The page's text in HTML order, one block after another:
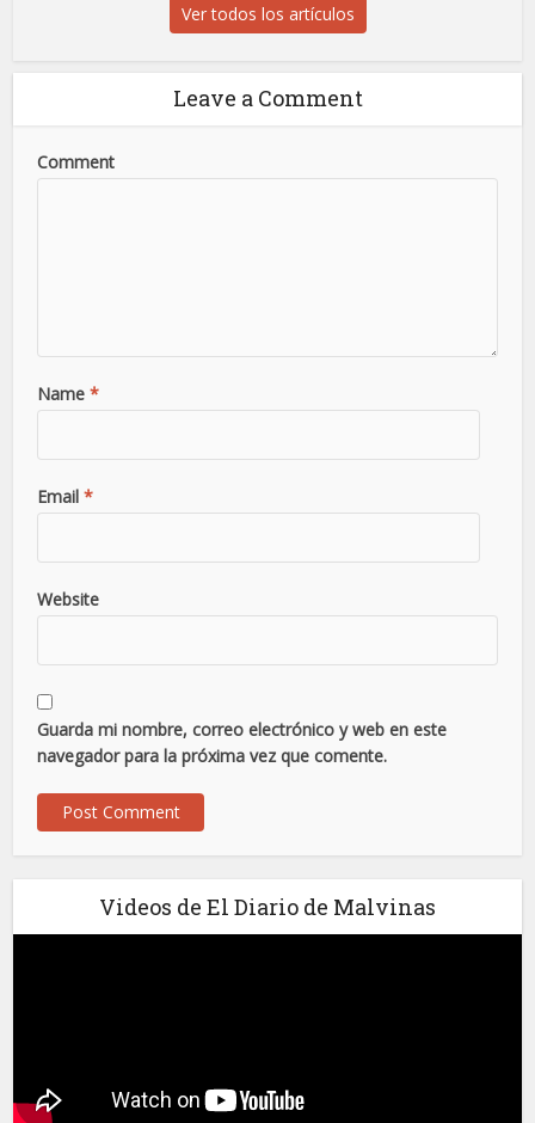
Ver todos los artículos
Leave a Comment
Comment
Name *
Email *
Website
Guarda mi nombre, correo electrónico y web en este
navegador para la próxima vez que comente.
Videos de El Diario de Malvinas